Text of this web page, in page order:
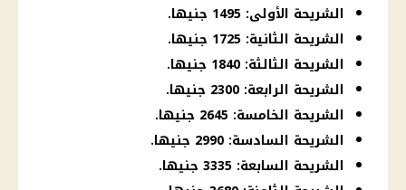
الشريحة الأولى: 1495 جنيها.
الشريحة الثانية: 1725 جنيها.
الشريحة الثالثة: 1840 جنيها.
الشريحة الرابعة: 2300 جنيها.
الشريحة الخامسة: 2645 جنيها.
الشريحة السادسة: 2990 جنيها.
الشريحة السابعة: 3335 جنيها.